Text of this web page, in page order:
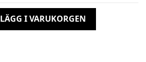
LÄGG I VARUKORGEN